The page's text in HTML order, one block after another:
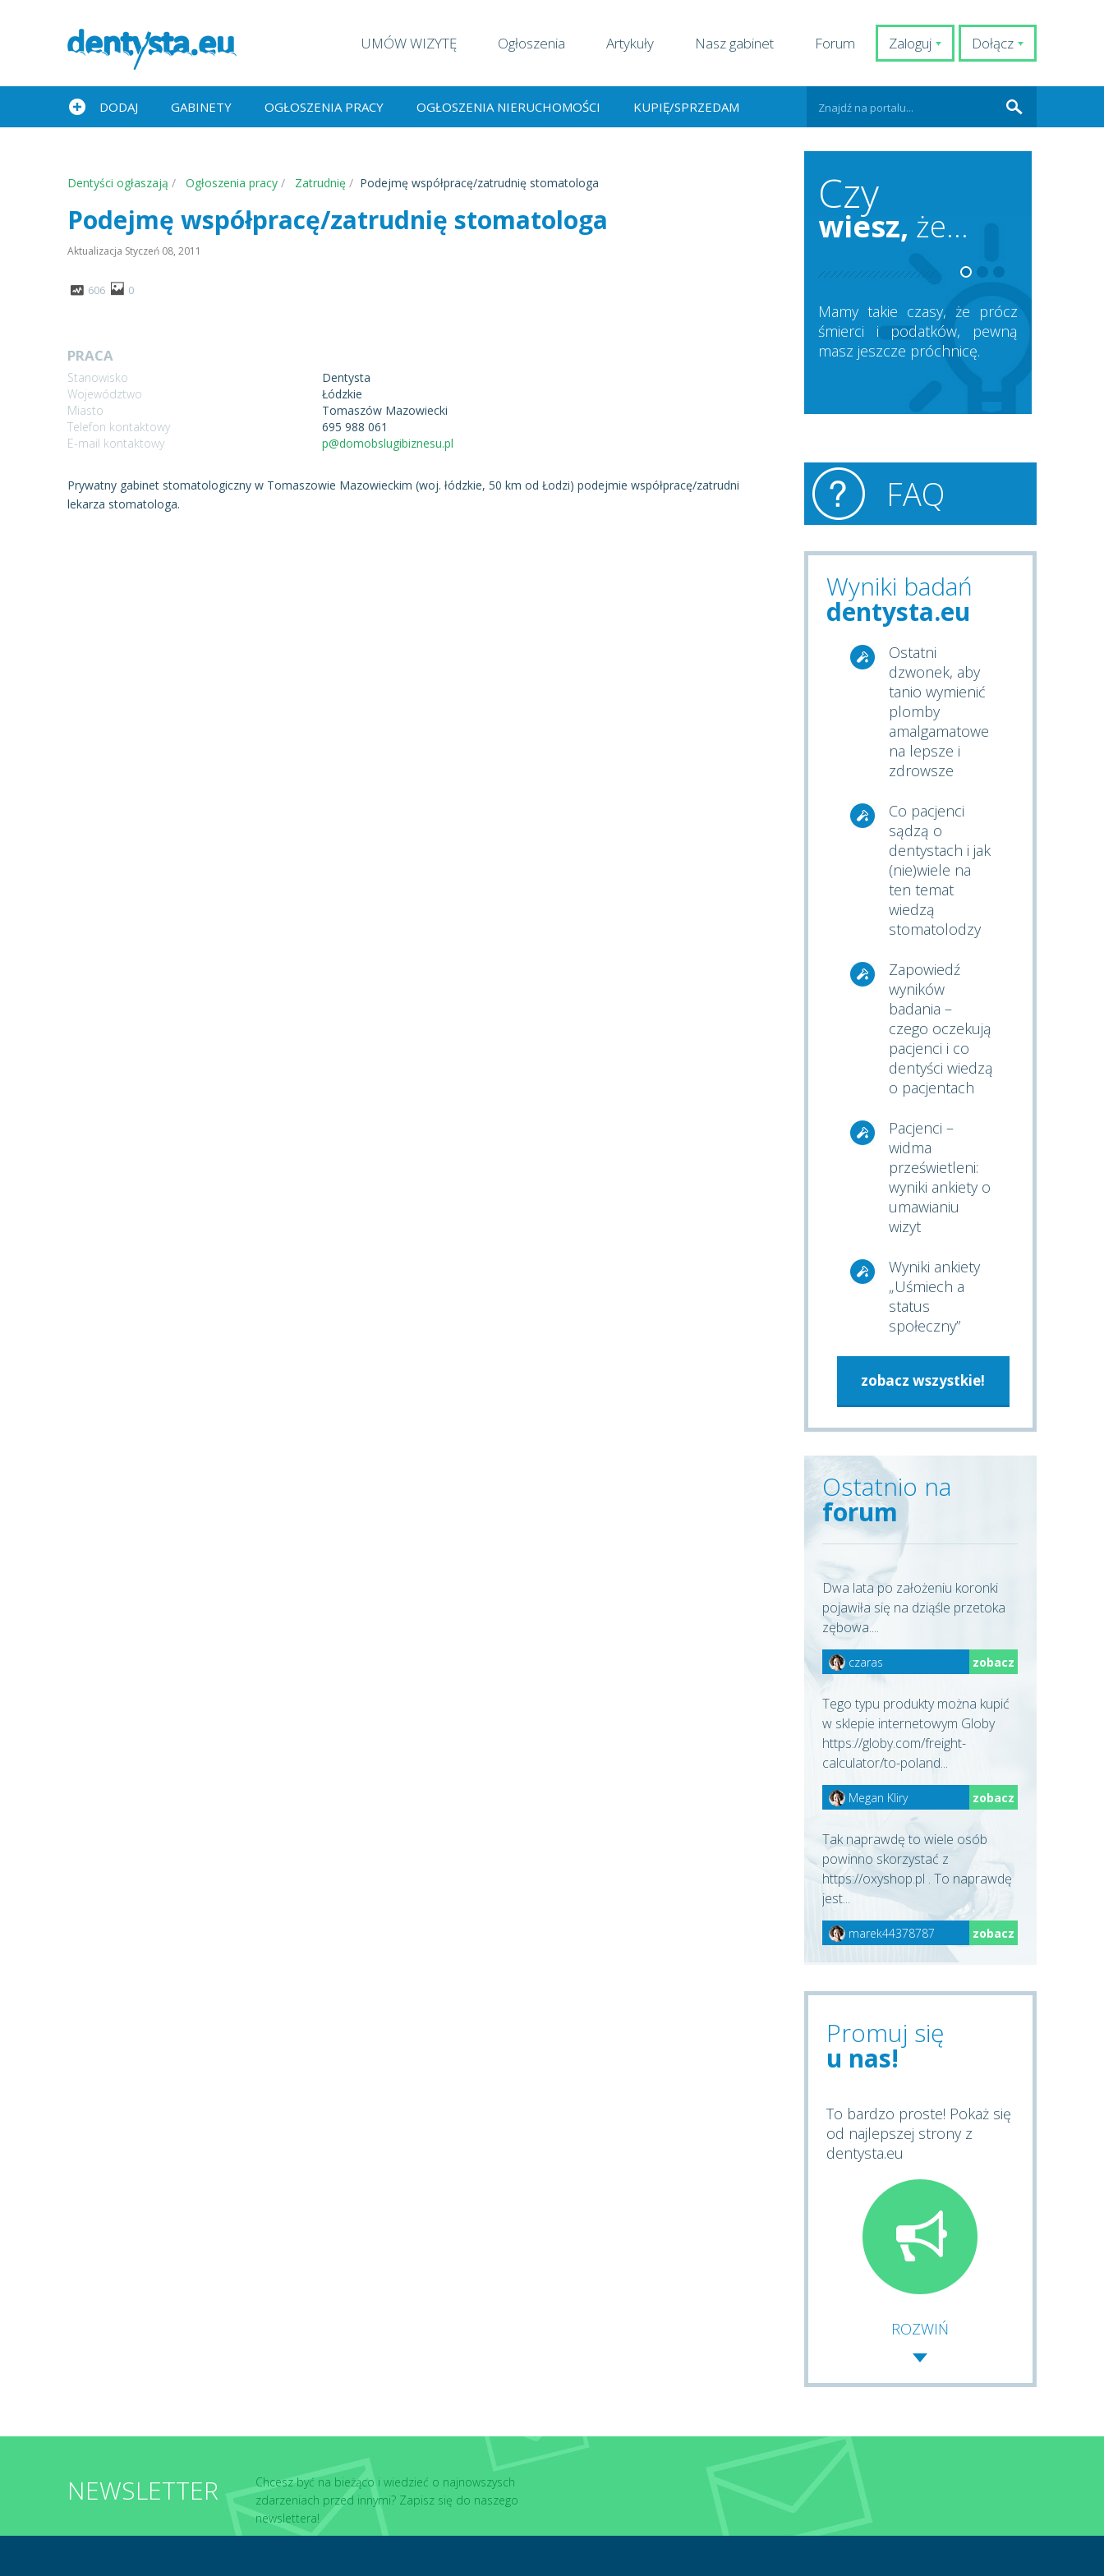
Dołącz
Zaloguj
UMÓW WIZYTĘ Ogłoszenia Artykuły Nasz gabinet Forum
DODAJ GABINETY OGŁOSZENIA PRACY OGŁOSZENIA NIERUCHOMOŚCI KUPIĘ/SPRZEDAM
Dentyści ogłaszają Ogłoszenia pracy Zatrudnię Podejmę współpracę/zatrudnię stomatologa
Podejmę współpracę/zatrudnię stomatologa
Aktualizacja Styczeń 08, 2011
606 0
PRACA
Stanowisko
Dentysta
Województwo
Łódzkie
Miasto
Tomaszów Mazowiecki
Telefon kontaktowy
695 988 061
E-mail kontaktowy
p@domobslugibiznesu.pl
Prywatny gabinet stomatologiczny w Tomaszowie Mazowieckim (woj. łódzkie, 50 km od Łodzi) podejmie współpracę/zatrudni
lekarza stomatologa.
Czy
wiesz, że...
Mamy takie czasy, że prócz
śmierci i podatków, pewną
masz jeszcze próchnicę.
FAQ
Wyniki badań
dentysta.eu
Ostatni
dzwonek, aby
tanio wymienić
plomby
amalgamatowe
na lepsze i
zdrowsze
Co pacjenci
sądzą o
dentystach i jak
(nie)wiele na
ten temat
wiedzą
stomatolodzy
Zapowiedź
wyników
badania –
czego oczekują
pacjenci i co
dentyści wiedzą
o pacjentach
Pacjenci –
widma
prześwietleni:
wyniki ankiety o
umawianiu
wizyt
Wyniki ankiety
„Uśmiech a
status
społeczny”
zobacz wszystkie!
Ostatnio na
forum
Dwa lata po założeniu koronki
pojawiła się na dziąśle przetoka
zębowa....
czaras zobacz
Tego typu produkty można kupić
w sklepie internetowym Globy
https://globy.com/freight-
calculator/to-poland...
Megan Kliry zobacz
Tak naprawdę to wiele osób
powinno skorzystać z
https://oxyshop.pl . To naprawdę
jest...
marek44378787 zobacz
Promuj się
u nas!
To bardzo proste! Pokaż się
od najlepszej strony z
dentysta.eu
ROZWIŃ
NEWSLETTER
Chcesz być na bieżąco i wiedzieć o najnowszysch
zdarzeniach przed innymi? Zapisz się do naszego
newslettera!